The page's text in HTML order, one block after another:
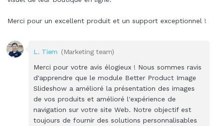
Merci pour un excellent produit et un support exceptionnel !
L. Tiem (Marketing team)
Merci pour votre avis élogieux ! Nous sommes ravis
d'apprendre que le module Better Product Image
Slideshow a amélioré la présentation des images
de vos produits et amélioré l'expérience de
navigation sur votre site Web. Notre objectif est
toujours de fournir des solutions personnalisables